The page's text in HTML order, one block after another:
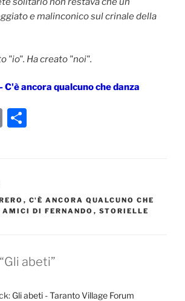
e malinconico sul crinale della
"io". Ha creato "noi".
C'è ancora qualcuno che danza
E
vi
di
, C'È ANCORA QUALCUNO CHE
AMICI DI FERNANDO , STORIELLE
abeti”
Gli abeti - Taranto Village Forum